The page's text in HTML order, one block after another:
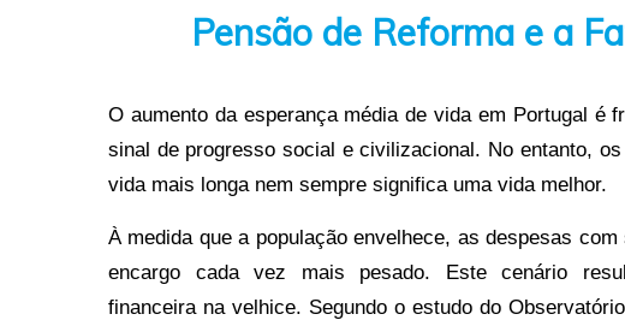
Pensão de Reforma e a
O aumento da esperança média de vida em Portugal é
sinal de progresso social e civilizacional. No entanto,
vida mais longa nem sempre significa uma vida melhor.
À medida que a população envelhece, as despesas
encargo cada vez mais pesado. Este cenário
financeira na velhice. Segundo o estudo do